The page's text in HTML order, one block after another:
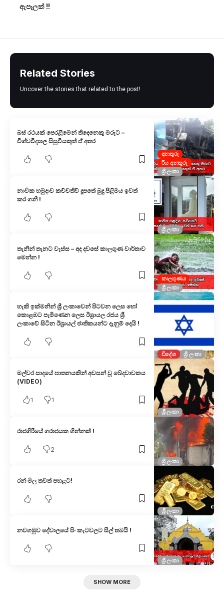
ඇපෑලක් !!
Related Stories
Uncover the stories that related to the post!
අනතුරු
රිය අනතුරු
ශ්‍රී ලංකා
බස් රථයක් පෙරළීමෙන් තිදෙනෙකු මරුට –
විශ්වවිද්‍යාල සිසුවියකුත් ඒ අතර
ශ්‍රී ලංකා
නාවික හමුදාව කච්චතිව් දූපතේ බුදු පිළිමය ඉවත්
කර ගනී !
කාලගුණය
ශ්‍රී ලංකා
තැනින් තැනට වැස්ස – අද දවසේ කාලගුණ වාර්තාව
මෙන්න !
විදේශ ශ්‍රී ලංකා
හැකි ඉක්මනින් ශ්‍රී ලංකාවෙන් පිටවන ලෙස හෝ
කොළඹට පැමිණෙන ලෙස ඊශ්‍රායල රජය ශ්‍රී
ලංකාවේ සිටින ඊශ්‍රායල් ජාතිකයන්ට දැනුම් දෙයි !
ශ්‍රී ලංකා
මල්වර සාදයේ ඝාතනයකින් අවසන් වූ ඛේදවාචකය
(VIDEO)
1 1
ශ්‍රී ලංකා
රාජගිරියේ ගරාජයක ගින්නක් !
2
ශ්‍රී ලංකා
රන් මිල තවත් පහළට!
ශ්‍රී ලංකා
නවගමුව දේවාලයේ පිං කැටවලට සීල් තබයි !
SHOW MORE